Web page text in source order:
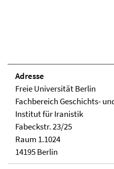
Adresse
Freie Universität Berlin
Fachbereich Geschichts-
Institut für Iranistik
Fabeckstr. 23/25
Raum 1.1024
14195 Berlin